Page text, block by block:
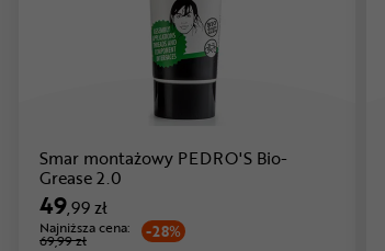
Smar montażowy PEDRO'S Bio-
Grease 2.0
49,99 zł
-28%
Najniższa cena:
69,99 zł